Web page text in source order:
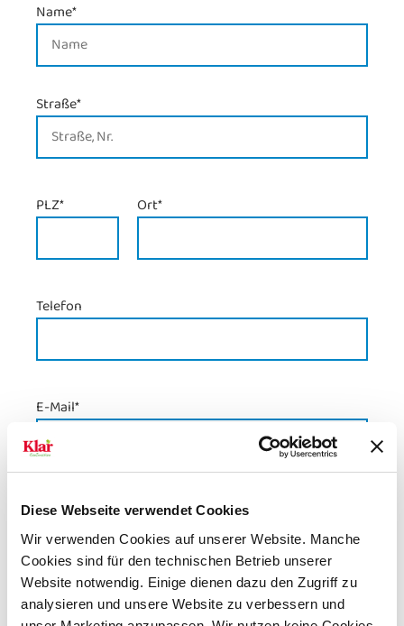
Diese Webseite verwendet Cookies
Wir verwenden Cookies auf unserer Website. Manche
Cookies sind für den technischen Betrieb unserer
Website notwendig. Einige dienen dazu den Zugriff zu
analysieren und unsere Website zu verbessern und
Name*
Straße*
PLZ* Ort*
Telefon
E-Mail*
Nachricht